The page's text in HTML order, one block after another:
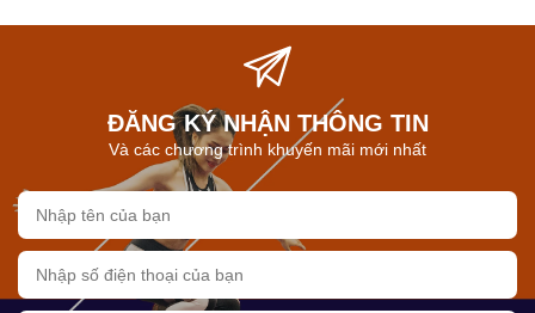
ĐĂNG KÝ NHẬN THÔNG TIN
Và các chương trình khuyến mãi mới nhất